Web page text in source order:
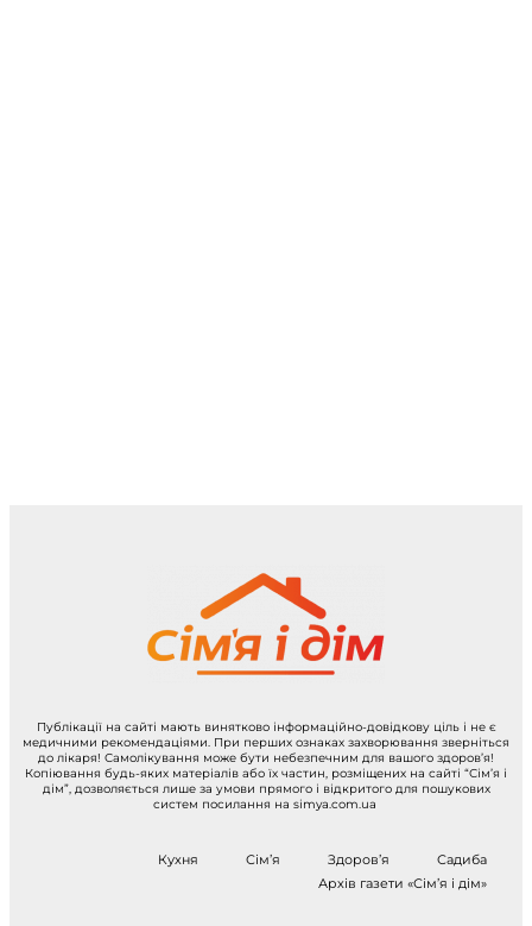
Публікації на сайті мають винятково інформаційно-довідкову ціль і не є
медичними рекомендаціями. При перших ознаках захворювання зверніться
до лікаря! Самолікування може бути небезпечним для вашого здоров’я!
Копіювання будь-яких матеріалів або їх частин, розміщених на сайті “Сім’я і
дім”, дозволяється лише за умови прямого і відкритого для пошукових
систем посилання на simya.com.ua
Кухня Сім’я Здоров’я
Садиба
Архів газети «Сім’я і дім»